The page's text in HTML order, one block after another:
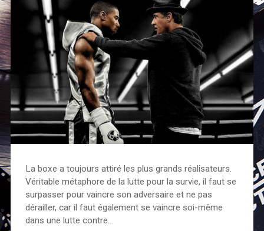
La boxe a toujours attiré les plus grands réalisateurs.
Véritable métaphore de la lutte pour la survie, il faut se
surpasser pour vaincre son adversaire et ne pas
dérailler, car il faut également se vaincre soi-même
dans une lutte contre…